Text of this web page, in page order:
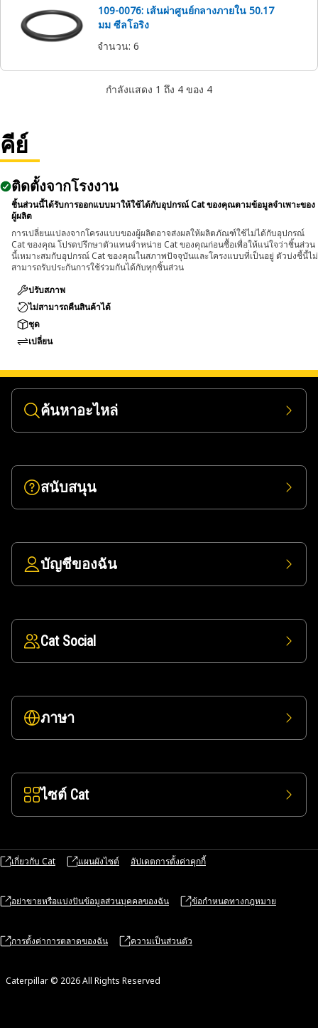
109-0076: เส้นผ่าศูนย์กลางภายใน 50.17
มม ซีลโอริง
จำนวน: 6
กำลังแสดง 1 ถึง 4 ของ 4
คีย์
ติดตั้งจากโรงงาน
ชิ้นส่วนนี้ได้รับการออกแบบมาให้ใช้ได้กับอุปกรณ์ Cat ของคุณตามข้อมูลจำเพาะของ
ผู้ผลิต
การเปลี่ยนแปลงจากโครงแบบของผู้ผลิตอาจส่งผลให้ผลิตภัณฑ์ใช้ไม่ได้กับอุปกรณ์
Cat ของคุณ โปรดปรึกษาตัวแทนจำหน่าย Cat ของคุณก่อนซื้อเพื่อให้แน่ใจว่าชิ้นส่วน
นี้เหมาะสมกับอุปกรณ์ Cat ของคุณในสภาพปัจจุบันและโครงแบบที่เป็นอยู่ ตัวบ่งชี้นี้ไม่
สามารถรับประกันการใช้ร่วมกันได้กับทุกชิ้นส่วน
ปรับสภาพ
ไม่สามารถคืนสินค้าได้
ชุด
เปลี่ยน
ค้นหาอะไหล่
สนับสนุน
บัญชีของฉัน
Cat Social
ภาษา
ไซต์ Cat
เกี่ยวกับ Cat แผนผังไซต์ อัปเดตการตั้งค่าคุกกี้
อย่าขายหรือแบ่งปันข้อมูลส่วนบุคคลของฉัน ข้อกำหนดทางกฎหมาย
การตั้งค่าการตลาดของฉัน ความเป็นส่วนตัว
Caterpillar © 2026 All Rights Reserved